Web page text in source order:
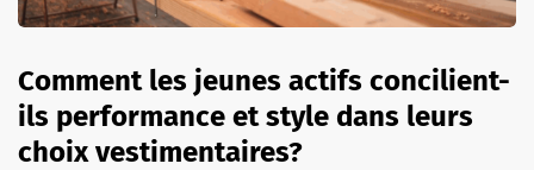
Comment les jeunes actifs concilient-
ils performance et style dans leurs
choix vestimentaires?